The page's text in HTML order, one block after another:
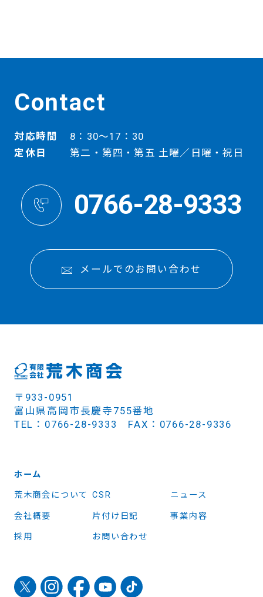
Contact
対応時間
8：30～17：30
定休日
第二・第四・第五 土曜／日曜・祝日
0766-28-9333
メールでのお問い合わせ
〒933-0951
富山県高岡市長慶寺755番地
TEL：0766-28-9333 FAX：0766-28-9336
ホーム
荒木商会について CSR ニュース
会社概要 片付け日記 事業内容
採用 お問い合わせ